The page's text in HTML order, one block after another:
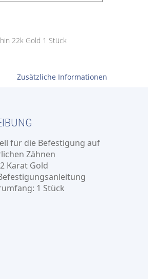
22k Gold 1 Stück
Zusätzliche Informationen
für die Befestigung auf
Zähnen
Karat Gold
1 Stück